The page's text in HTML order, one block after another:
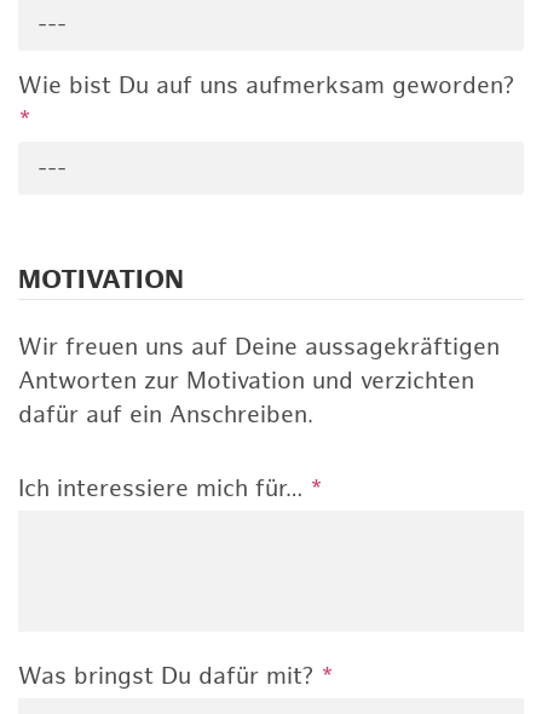
---
Wie bist Du auf uns aufmerksam geworden?
*
---
MOTIVATION
Wir freuen uns auf Deine aussagekräftigen
Antworten zur Motivation und verzichten
dafür auf ein Anschreiben.
Ich interessiere mich für… *
Was bringst Du dafür mit? *